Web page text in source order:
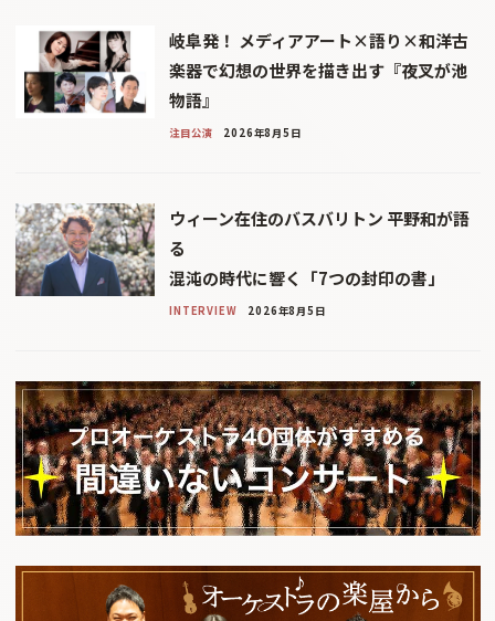
岐阜発！ メディアアート×語り×和洋古
楽器で幻想の世界を描き出す『夜叉が池
物語』
注目公演 2026年8月5日
ウィーン在住のバスバリトン 平野和が語
る
混沌の時代に響く「7つの封印の書」
INTERVIEW 2026年8月5日